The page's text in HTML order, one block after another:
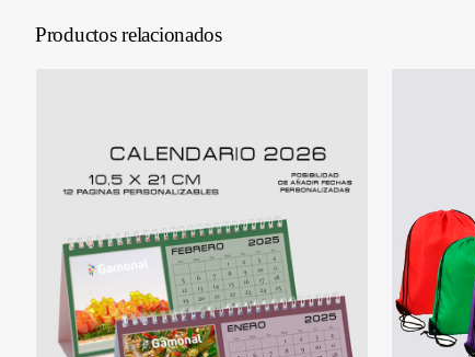
Productos relacionados
SELECCIONAR OPCIONES
DETALLES